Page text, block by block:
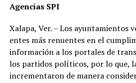
Agencias SPI
Xalapa, Ver. – Los ayuntamientos
entes más renuentes en el
información a los portales de
los partidos políticos, por lo que,
incrementaron de manera